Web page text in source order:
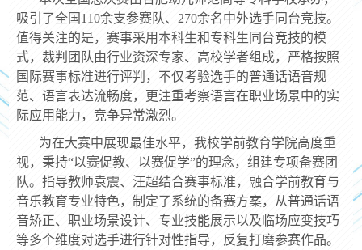
吸引了全国 110余支参赛队、270余名中外选手同台竞技。
值得关注的是，赛事采用本科生和专科生同台竞技的模
式，裁判团队由行业资深专家、高校学者组成，严格按照
国际赛事标准进行评判，不仅考验选手的普通话语音规
范、语言表达流畅度，更注重考察语言在职业场景中的实
际应用能力，竞争异常激烈。
为在大赛中展现最佳水平，我校学前教育学院高度重
视，秉持“以赛促教、以赛促学”的理念，组建专项备赛团
队。指导教师袁震、汪超结合赛事标准，融合学前教育与
音乐教育专业特色，制定了系统的备赛方案，从普通话语
音矫正、职业场景设计、专业技能展示以及临场应变技巧
等多个维度对选手进行针对性指导，反复打磨参赛作品。